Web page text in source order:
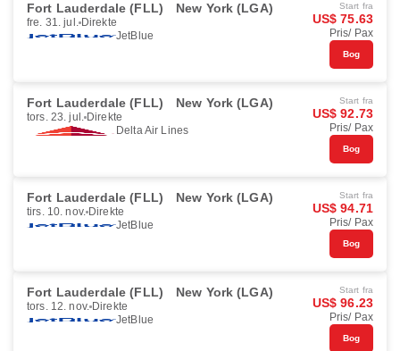
Fort Lauderdale (FLL) New York (LGA)
fre. 31. jul. Direkte
JetBlue
Start fra
US$ 75.63
Pris/ Pax
Bog
Fort Lauderdale (FLL) New York (LGA)
tors. 23. jul. Direkte
Delta Air Lines
Start fra
US$ 92.73
Pris/ Pax
Bog
Fort Lauderdale (FLL) New York (LGA)
tirs. 10. nov. Direkte
JetBlue
Start fra
US$ 94.71
Pris/ Pax
Bog
Fort Lauderdale (FLL) New York (LGA)
tors. 12. nov. Direkte
JetBlue
Start fra
US$ 96.23
Pris/ Pax
Bog